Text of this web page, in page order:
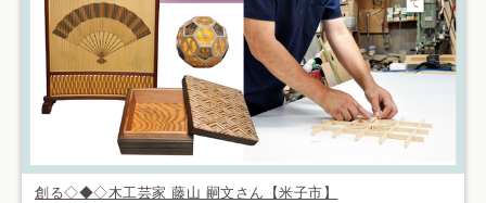
創る◇◆◇木工芸家 藤山 嗣文さん【米子市】